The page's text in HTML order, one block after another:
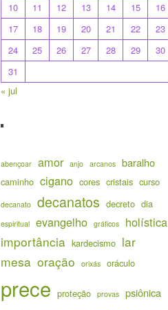
10
11 12 13 14 15
16
17
18 19 20 21 22
23
24
25 26 27 28 29
30
31
« jul
abençoar amor anjo arcanos baralho
caminho cigano cores cristais curso
decanato decanatos decreto dia
espiritual evangelho gráficos holística
importância kardecismo lar
mesa oração orixás oráculo
prece proteção provas psiônica